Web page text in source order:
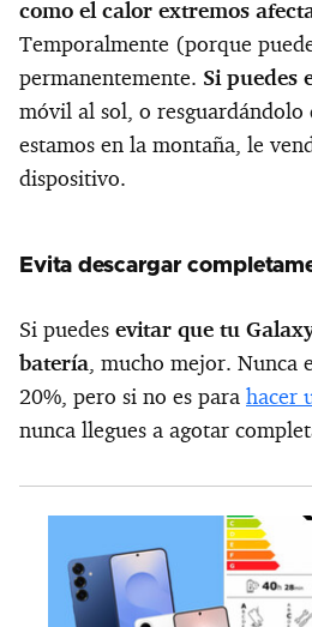
como el calor extremos
Temporalmente (porque
permanentemente. Si puedes
móvil al sol, o
estamos en la montaña, le
dispositivo.
Evita descargar
Si puedes evitar que tu
batería, mucho mejor. Nunca
20%, pero si no es para hacer
nunca llegues a agotar